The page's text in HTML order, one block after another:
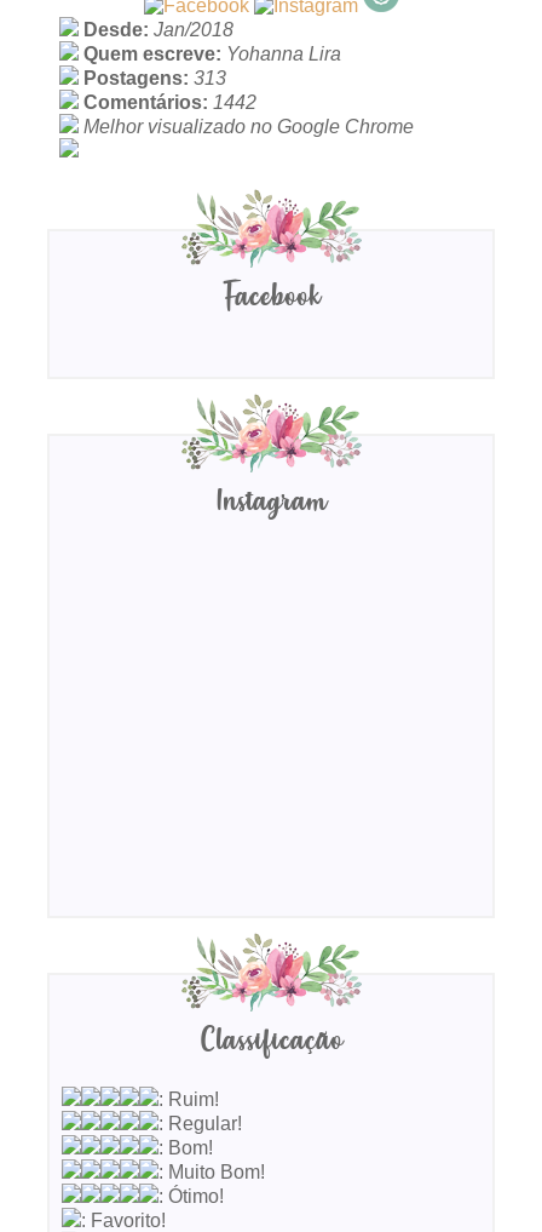
Desde: Jan/2018
Quem escreve: Yohanna Lira
Postagens: 313
Comentários: 1442
Melhor visualizado no Google Chrome
Facebook
Instagram
Classificação
: Ruim!
: Regular!
: Bom!
: Muito Bom!
: Ótimo!
: Favorito!